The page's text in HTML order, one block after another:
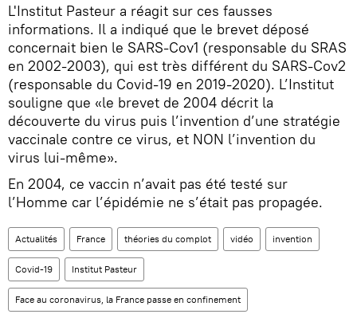
L'Institut Pasteur a réagit sur ces fausses
informations. Il a indiqué que le brevet déposé
concernait bien le SARS-Cov1 (responsable du SRAS
en 2002-2003), qui est très différent du SARS-Cov2
(responsable du Covid-19 en 2019-2020). L’Institut
souligne que «le brevet de 2004 décrit la
découverte du virus puis l’invention d’une stratégie
vaccinale contre ce virus, et NON l’invention du
virus lui-même».
En 2004, ce vaccin n’avait pas été testé sur
l’Homme car l’épidémie ne s’était pas propagée.
Actualités France théories du complot vidéo invention
Covid-19 Institut Pasteur
Face au coronavirus, la France passe en confinement